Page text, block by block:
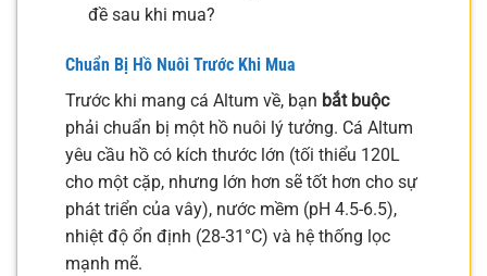
đề sau khi mua?
Chuẩn Bị Hồ Nuôi Trước Khi Mua
Trước khi mang cá Altum về, bạn bắt buộc
phải chuẩn bị một hồ nuôi lý tưởng. Cá Altum
yêu cầu hồ có kích thước lớn (tối thiểu 120L
cho một cặp, nhưng lớn hơn sẽ tốt hơn cho sự
phát triển của vây), nước mềm (pH 4.5-6.5),
nhiệt độ ổn định (28-31°C) và hệ thống lọc
mạnh mẽ.